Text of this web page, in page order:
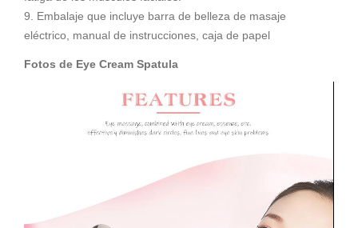
9. Embalaje que incluye barra de belleza de masaje
eléctrico, manual de instrucciones, caja de papel
Fotos de Eye Cream Spatula